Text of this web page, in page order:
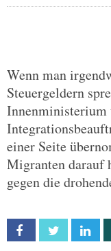
Wenn man
Steuergeldern
Innenministerium
einer Seite
Migranten darauf
gegen die
Facebook Twitter